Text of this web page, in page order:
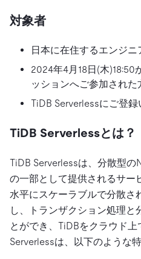
対象者
日本に在住するエンジニ
2024年4月18日(木)18:50
ッションへご参加された
TiDB Serverlessにご登
TiDB Serverlessとは？
TiDB Serverlessは、分散型の
の一部として提供されるサー
水平にスケーラブルで分散さ
し、トランザクション処理と
とができ、TiDBをクラウド
Serverlessは、以下のような